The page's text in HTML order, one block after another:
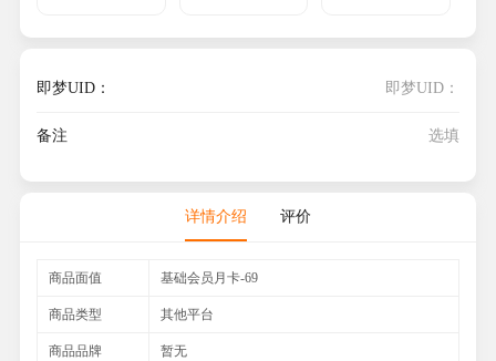
即梦UID：
备注
详情介绍 评价
商品面值 基础会员月卡-69
商品类型 其他平台
商品品牌 暂无